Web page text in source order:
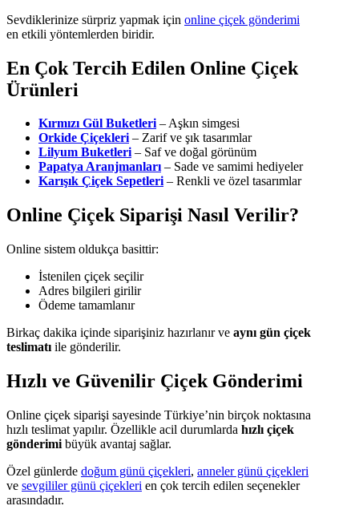
Sevdiklerinize sürpriz yapmak için online çiçek gönderimi
en etkili yöntemlerden biridir.
En Çok Tercih Edilen Online Çiçek
Ürünleri
Kırmızı Gül Buketleri– Aşkın simgesi
Orkide Çiçekleri– Zarif ve şık tasarımlar
Lilyum Buketleri– Saf ve doğal görünüm
Papatya Aranjmanları– Sade ve samimi hediyeler
Karışık Çiçek Sepetleri– Renkli ve özel tasarımlar
Online Çiçek Siparişi Nasıl Verilir?
Online sistem oldukça basittir:
İstenilen çiçek seçilir
Adres bilgileri girilir
Ödeme tamamlanır
Birkaç dakika içinde siparişiniz hazırlanır ve aynı gün çiçek
teslimatı ile gönderilir.
Hızlı ve Güvenilir Çiçek Gönderimi
Online çiçek siparişi sayesinde Türkiye’nin birçok noktasına
hızlı teslimat yapılır. Özellikle acil durumlarda hızlı çiçek
gönderimi büyük avantaj sağlar.
Özel günlerde doğum günü çiçekleri, anneler günü çiçekleri
ve sevgililer günü çiçekleri en çok tercih edilen seçenekler
arasındadır.